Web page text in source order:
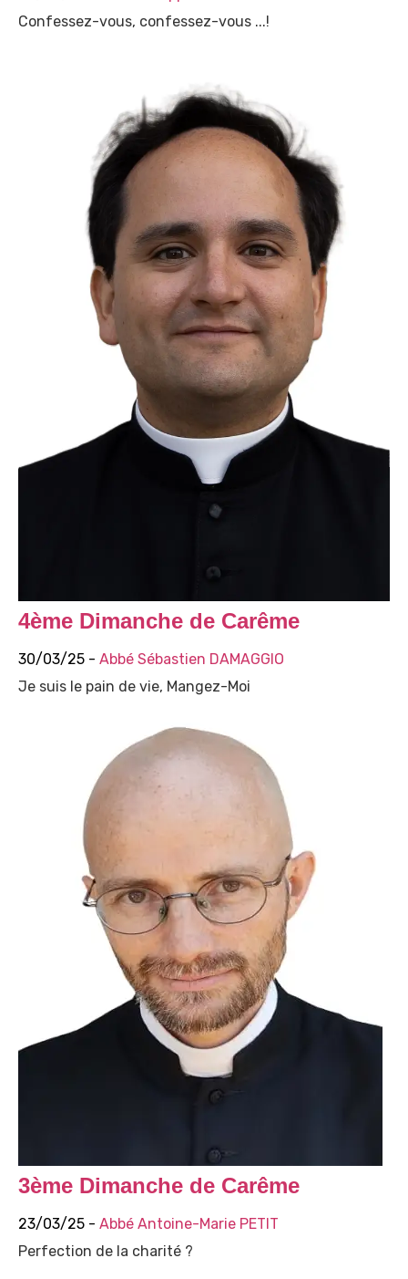
Confessez-vous, confessez-vous ...!
4ème Dimanche de Carême
30/03/25 - Abbé Sébastien DAMAGGIO
Je suis le pain de vie, Mangez-Moi
3ème Dimanche de Carême
23/03/25 - Abbé Antoine-Marie PETIT
Perfection de la charité ?